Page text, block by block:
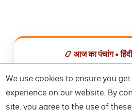
📿 आज का पंचांग •
📅 हिंदी कैलेंडर ऐप
We use cookies to ensure you
experience on our website. By
site, you agree to the use of